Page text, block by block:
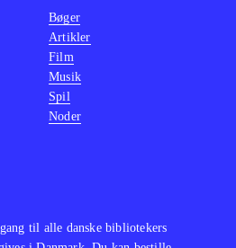
til alle danske bibliotekers
Bøger
Artikler
Film
Musik
Spil
Noder